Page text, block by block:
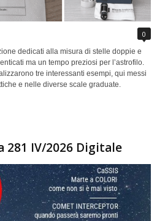
0
dedicati alla misura di stelle doppie e
ma un tempo preziosi per l’astrofilo.
tre interessanti esempi, qui messi
e nelle diverse scale graduate.
281 IV/2026 Digitale